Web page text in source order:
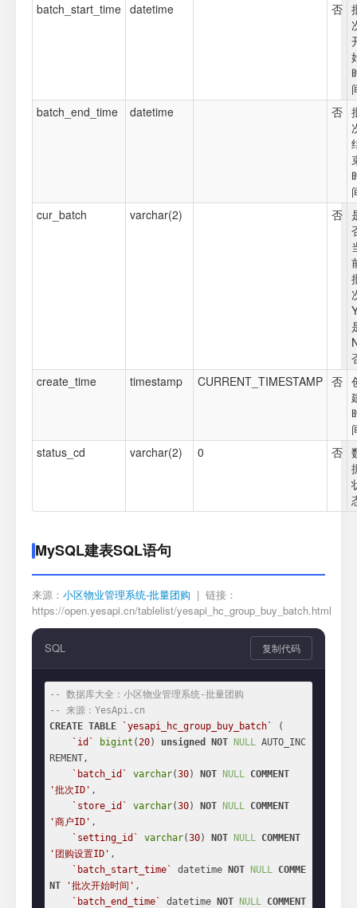
batch_start_time datetime 否
batch_end_time
datetime 否
cur_batch
varchar(2) 否
create_time
timestamp CURRENT_TIMESTAMP 否
status_cd
varchar(2) 0 否
MySQL建表SQL语句
来源： 小区物业管理系统-批量团购 | 链接：
https://open.yesapi.cn/tablelist/yesapi_hc_group_buy_batch.html
SQL 复制代码
-- 数据库大全：小区物业管理系统-批量团购
-- 来源：YesApi.cn
CREATE TABLE `yesapi_hc_group_buy_batch`
(
`id`
bigint (20) unsigned NOT NULL AUTO_INC
REMENT,
`batch_id`
varchar(30) NOT NULL COMMENT
'批次ID' ,
`store_id`
varchar(30) NOT NULL COMMENT
'商户ID' ,
`setting_id`
varchar(30) NOT NULL COMMENT
'团购设置ID' ,
`batch_start_time`
datetime NOT NULL COMME
NT
'批次开始时间' ,
`batch_end_time`
datetime NOT NULL COMMENT